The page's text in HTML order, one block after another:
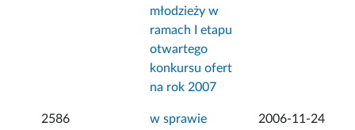
młodzieży w
ramach I etapu
otwartego
konkursu ofert
na rok 2007
2586
w sprawie
2006-11-24